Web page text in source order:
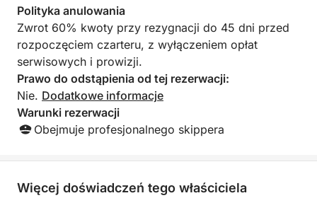
Polityka anulowania
Zwrot 60% kwoty przy rezygnacji do 45 dni przed
rozpoczęciem czarteru, z wyłączeniem opłat
serwisowych i prowizji.
Prawo do odstąpienia od tej rezerwacji:
Nie. Dodatkowe informacje
Warunki rezerwacji
Obejmuje profesjonalnego skippera
Więcej doświadczeń tego właściciela